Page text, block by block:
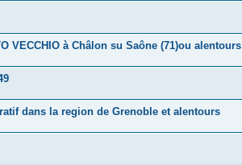
VECCHIO à Châlon su Saône (71)ou alentours
dans la region de Grenoble et alentours